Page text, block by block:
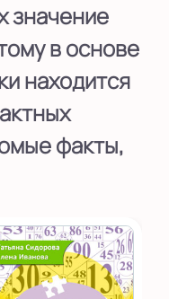
значение
в основе
находится
факты,